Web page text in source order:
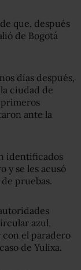
que, después
de Bogotá
días después,
ciudad de
primeros
ante la
identificados
y se les acusó
pruebas.
azul,
el paradero
de Yulixa.